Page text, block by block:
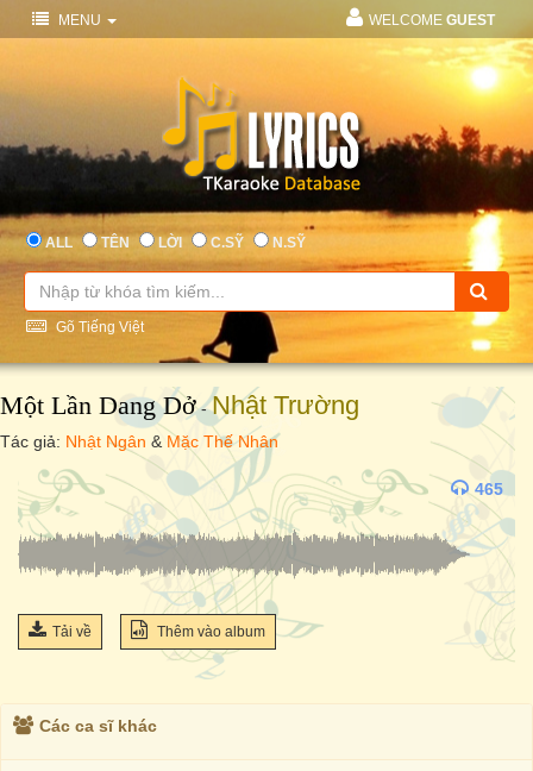
MENU WELCOME GUEST
ALL TÊN LỜI C.SỸ N.SỸ
Gõ Tiếng Việt
Một Lần Dang Dở-Nhật Trường
Tác giả: Nhật Ngân & Mặc Thế Nhân
465
Tải về Thêm vào album
Các ca sĩ khác